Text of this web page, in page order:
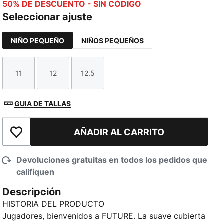
50% DE DESCUENTO - SIN CÓDIGO
Seleccionar ajuste
NIÑO PEQUEÑO NIÑOS PEQUEÑOS
Talla
11
Talla
12
Talla
12.5
GUIA DE TALLAS
Añadir a la lista de deseosAÑADIR AL CARRITO
Devoluciones gratuitas en todos los pedidos que
califiquen
Descripción
HISTORIA DEL PRODUCTO
Jugadores, bienvenidos a FUTURE. La suave cubierta